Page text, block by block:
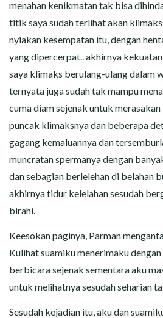
menahan kenikmatan tak bisa
titik saya sudah terlihat akan
nyiakan kesempatan itu, dengan
yang dipercerpat.. akhirnya
saya klimaks berulang-ulang dalam
ternyata juga sudah tak mampu
cuma diam sejenak untuk
puncak klimaksnya dan beberapa
gagang kemaluannya dan
muncratan spermanya dengan
dan sebagian berlelehan di belahan
akhirnya tidur kelelahan sesudah
birahi.
Keesokan paginya, Parman
Kulihat suamiku menerimaku
berbicara sejenak sementara aku
untuk melihatnya sesudah seharian
Sesudah kejadian itu, aku dan